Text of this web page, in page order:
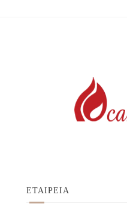
ΕΤΑΙΡΕΙΑ